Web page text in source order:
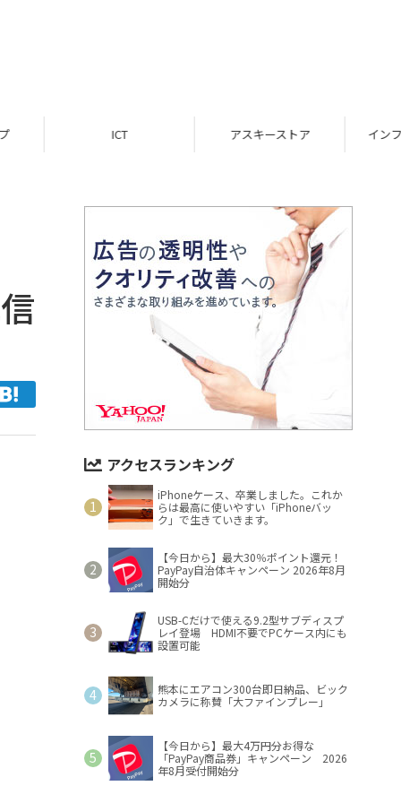
インフォメーション
アクセスランキング
iPhoneケース、卒業しました。これか
らは最高に使いやすい「iPhoneバッ
ク」で生きていきます。
【今日から】最大30％ポイント還元！
PayPay自治体キャンペーン 2026年8月
開始分
USB-Cだけで使える9.2型サブディスプ
レイ登場 HDMI不要でPCケース内にも
設置可能
熊本にエアコン300台即日納品、ビック
カメラに称賛「大ファインプレー」
【今日から】最大4万円分お得な
「PayPay商品券」キャンペーン 2026
年8月受付開始分